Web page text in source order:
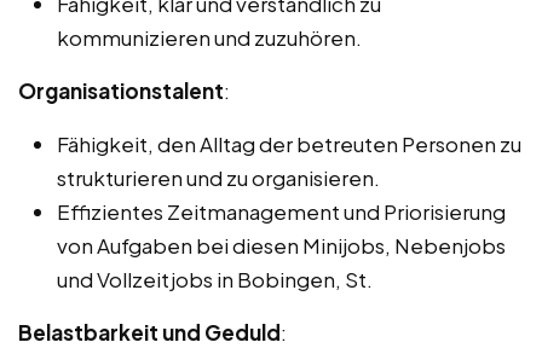
kommunizieren und zuzuhören.
Organisationstalent:
Fähigkeit, den Alltag der betreuten Personen zu
strukturieren und zu organisieren.
Effizientes Zeitmanagement und Priorisierung
von Aufgaben bei diesen Minijobs, Nebenjobs
und Vollzeitjobs in Bobingen, St.
Belastbarkeit und Geduld: